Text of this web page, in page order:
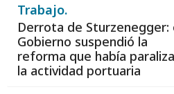
Trabajo.
Derrota de Sturzenegger:
Gobierno suspendió la
reforma que había
la actividad portuaria